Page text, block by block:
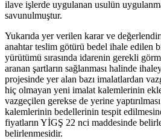
ilave işlerde uygulanan usulün
savunulmuştur.
Yukarıda yer verilen karar ve
anahtar teslim götürü bedel ihale edilen
yürütümü sırasında idarenin gerekli
aranan şartların sağlanması halinde
projesinde yer alan bazı imalatlardan
hiç olmayan yeni imalat kalemlerinin
vazgeçilen gerekse de yerine
kalemlerinin bedellerinin tespit
fiyatların YİGŞ 22 nci maddesinde
belirlenmesidir.